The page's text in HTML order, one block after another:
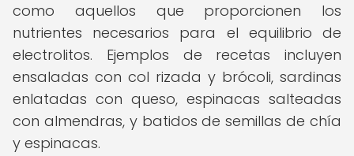
como aquellos que proporcionen los
nutrientes necesarios para el equilibrio de
electrolitos. Ejemplos de recetas incluyen
ensaladas con col rizada y brócoli, sardinas
enlatadas con queso, espinacas salteadas
con almendras, y batidos de semillas de chía
y espinacas.